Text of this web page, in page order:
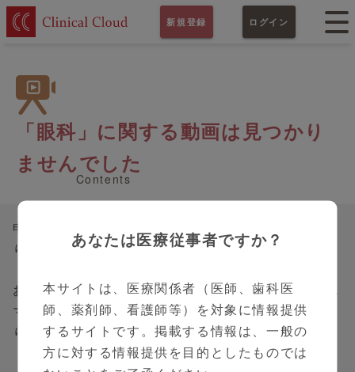
新規登録 ログイン
「眼科」に関する動画は見つかり
ませんでした
Contents
申し訳ありませんが、お探しのコンテンツは見つか
りませんでした。
お手数ですが、PC画面左側のサイドバーまたは、ス
マートフォン画面右上のハンバーガーメニューよ
り、再度コンテンツの検索をお願いいたします。
あなたは医療従事者ですか？
本サイトは、医療関係者（医師、歯科医
師、薬剤師、看護師等）を対象に情報提供
するサイトです。掲載する情報は、一般の
方に対する情報提供を目的としたものでは